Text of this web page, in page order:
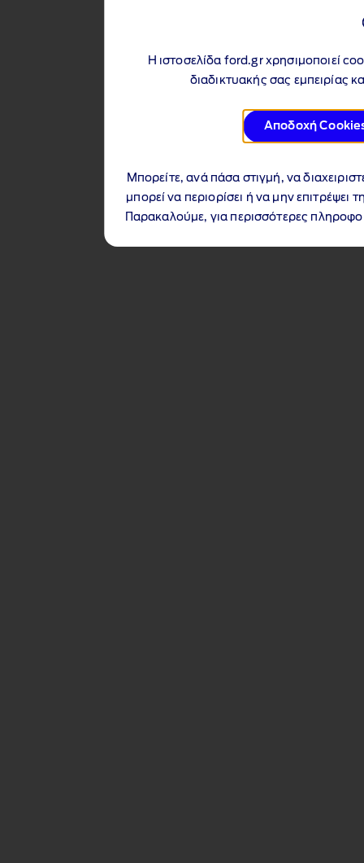
Η ιστοσελίδα ford.gr χρησιμοποιεί
διαδικτυακής σας εμπειρίας
Αποδοχή
Μπορείτε, ανά πάσα στιγμή, να
μπορεί να περιορίσει ή να μην
Παρακαλούμε, για περισσότερες